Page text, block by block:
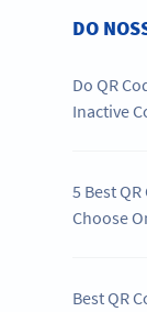
DO
Do QR
Inactive
5 Best
Choose
Best QR